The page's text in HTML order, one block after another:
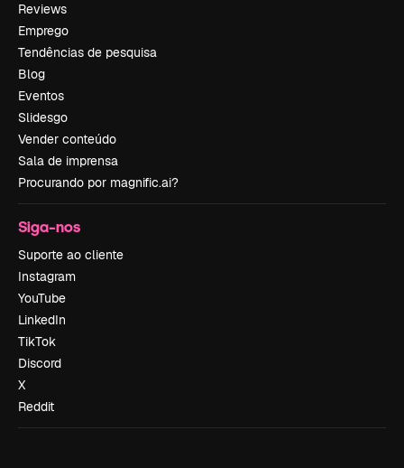
Reviews
Emprego
Tendências de pesquisa
Blog
Eventos
Slidesgo
Vender conteúdo
Sala de imprensa
Procurando por magnific.ai?
Siga-nos
Suporte ao cliente
Instagram
YouTube
LinkedIn
TikTok
Discord
X
Reddit